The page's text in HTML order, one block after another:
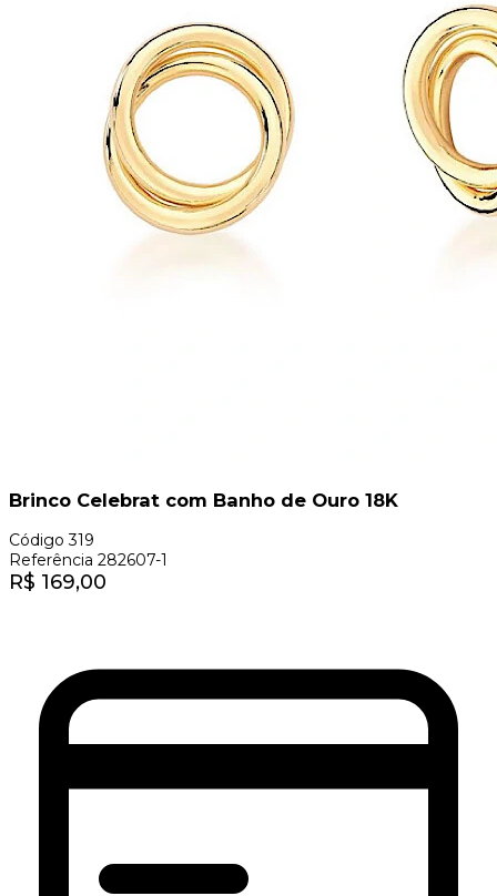
Brinco Celebrat com Banho de Ouro 18K
Código 319
Referência 282607-1
R$ 169,00